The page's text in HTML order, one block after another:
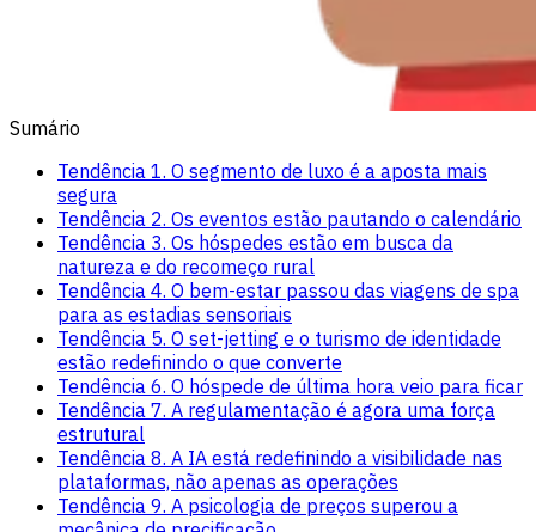
Sumário
Tendência 1. O segmento de luxo é a aposta mais
segura
Tendência 2. Os eventos estão pautando o calendário
Tendência 3. Os hóspedes estão em busca da
natureza e do recomeço rural
Tendência 4. O bem-estar passou das viagens de spa
para as estadias sensoriais
Tendência 5. O set-jetting e o turismo de identidade
estão redefinindo o que converte
Tendência 6. O hóspede de última hora veio para ficar
Tendência 7. A regulamentação é agora uma força
estrutural
Tendência 8. A IA está redefinindo a visibilidade nas
plataformas, não apenas as operações
Tendência 9. A psicologia de preços superou a